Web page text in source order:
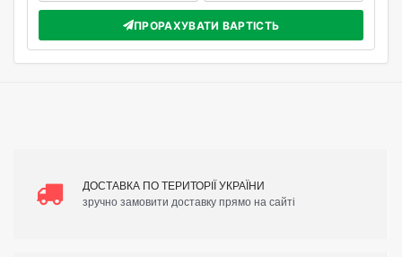
ПРОРАХУВАТИ ВАРТІСТЬ
ДОСТАВКА ПО ТЕРИТОРІЇ УКРАЇНИ
зручно замовити доставку прямо на сайті